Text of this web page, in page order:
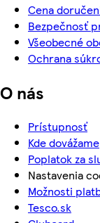
Cena
Bezpečnosť
Všeobecné
Ochrana
O nás
Prístupnosť
Kde dovážame
Poplatok za
Nastavenia
Možnosti
Tesco.sk